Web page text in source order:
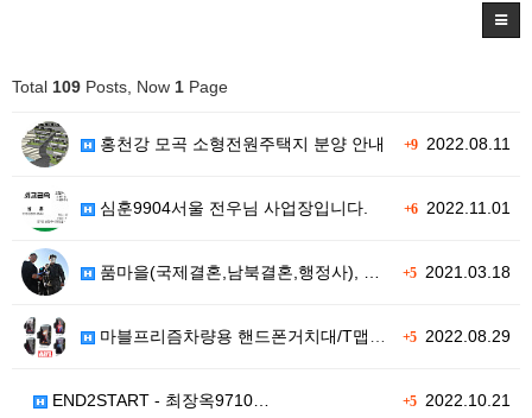
Total 109 Posts, Now 1 Page
+92022.08.11
홍천강 모곡 소형전원주택지 분양 안내
+62022.11.01
심훈9904서울 전우님 사업장입니다.
+52021.03.18
품마을(국제결혼,남북결혼,행정사), …
+52022.08.29
마블프리즘차량용 핸드폰거치대/T맵연동…
+52022.10.21
END2START - 최장옥9710…